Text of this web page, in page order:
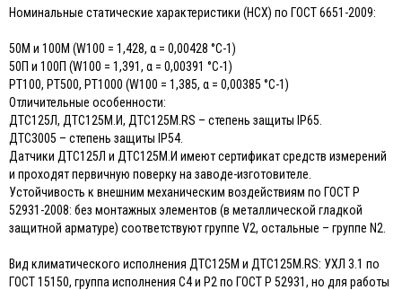
Номинальные статические характеристики (НСХ) по ГОСТ 6651-2009:
50М и 100М (W100 = 1,428, α = 0,00428 °С-1)
50П и 100П (W100 = 1,391, α = 0,00391 °С-1)
РТ100, РТ500, РТ1000 (W100 = 1,385, α = 0,00385 °С-1)
Отличительные особенности:
ДТС125Л, ДТС125М.И, ДТС125М.RS – степень защиты IP65.
ДТС3005 – степень защиты IP54.
Датчики ДТС125Л и ДТС125М.И имеют сертификат средств измерений
и проходят первичную поверку на заводе-изготовителе.
Устойчивость к внешним механическим воздействиям по ГОСТ Р
52931-2008: без монтажных элементов (в металлической гладкой
защитной арматуре) соответствуют группе V2, остальные – группе N2.
Вид климатического исполнения ДТС125М и ДТС125М.RS: УХЛ 3.1 по
ГОСТ 15150, группа исполнения С4 и Р2 по ГОСТ Р 52931, но для работы